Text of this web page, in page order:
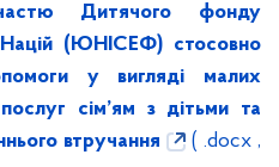
Дитячого фонду
Націй (ЮНІСЕФ) стосовно
у вигляді малих
сім’ям з дітьми та
втручання
( .docx ,